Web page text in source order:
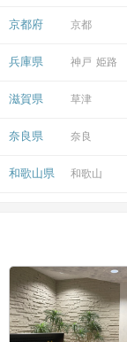
注意事項
人数
京都府 京都
兵庫県 神戸 姫路
滋賀県 草津
奈良県 奈良
和歌山県 和歌山